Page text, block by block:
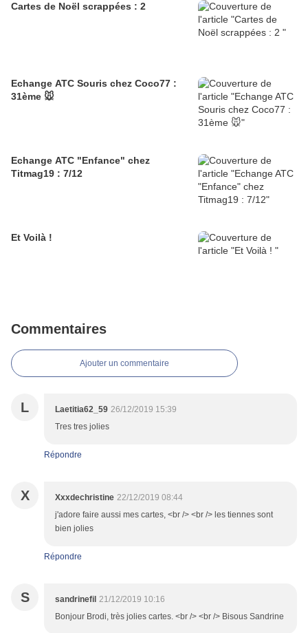
Cartes de Noël scrappées : 2
Echange ATC Souris chez Coco77 :
31ème 🐭
Echange ATC "Enfance" chez
Titmag19 : 7/12
Et Voilà !
Commentaires
Ajouter un commentaire
L Laetitia62_59 26/12/2019 15:39
Tres tres jolies
Répondre
X Xxxdechristine 22/12/2019 08:44
j'adore faire aussi mes cartes, <br /> <br /> les tiennes sont
bien jolies
Répondre
S sandrinefil 21/12/2019 10:16
Bonjour Brodi, très jolies cartes. <br /> <br /> Bisous Sandrine